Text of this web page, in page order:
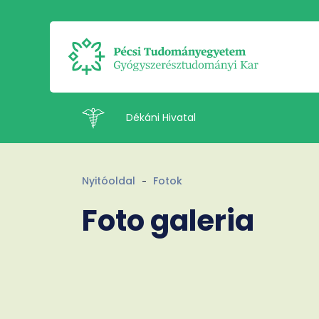
Munkatársak
Kapcsolat
Dékáni Hivatal
Nyitóoldal Fotok
Foto galeria